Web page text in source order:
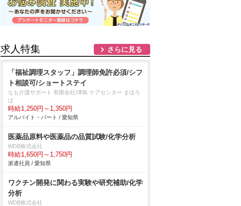
求人特集 さらに見る
「福祉調理スタッフ」調理師免許必須/シフ
ト相談可/ショートステイ
なも介護サポート 有限会社/津島 ケアセンター まほろ
ば
時給1,250円～1,350円
アルバイト・パート / 愛知県
医薬品原料や医薬品の品質試験/化学分析
WDB株式会社
時給1,650円～1,750円
派遣社員 / 愛知県
ワクチン開発に関わる実験や研究補助/化学
分析
WDB株式会社